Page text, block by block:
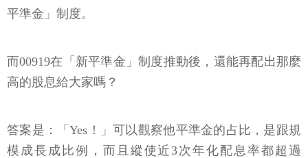
平準金」制度。
而00919在「新平準金」制度推動後，還能再配出那麼
高的股息給大家嗎？
答案是：「Yes！」可以觀察他平準金的占比，是跟規
模成長成比例，而且縱使近3次年化配息率都超過